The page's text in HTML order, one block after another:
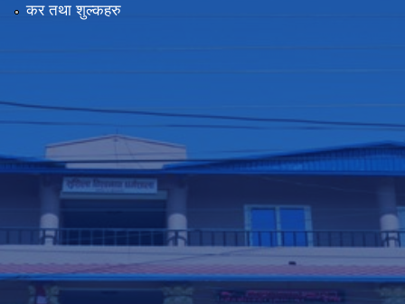
कर तथा शुल्कहरु